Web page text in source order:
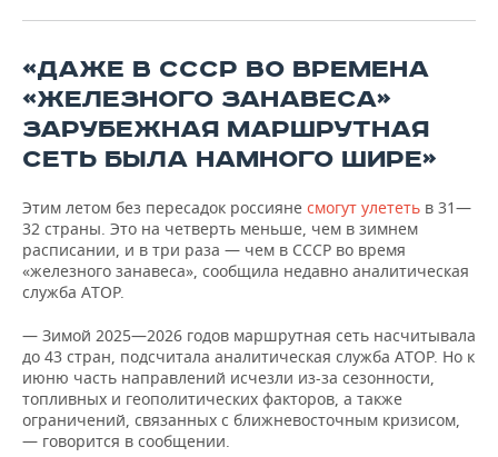
«ДАЖЕ В СССР ВО ВРЕМЕНА
«ЖЕЛЕЗНОГО ЗАНАВЕСА»
ЗАРУБЕЖНАЯ МАРШРУТНАЯ
СЕТЬ БЫЛА НАМНОГО ШИРЕ»
Этим летом без пересадок россияне смогут улететь в 31—
32 страны. Это на четверть меньше, чем в зимнем
расписании, и в три раза — чем в СССР во время
«железного занавеса», сообщила недавно аналитическая
служба АТОР.
— Зимой 2025—2026 годов маршрутная сеть насчитывала
до 43 стран, подсчитала аналитическая служба АТОР. Но к
июню часть направлений исчезли из-за сезонности,
топливных и геополитических факторов, а также
ограничений, связанных с ближневосточным кризисом,
— говорится в сообщении.